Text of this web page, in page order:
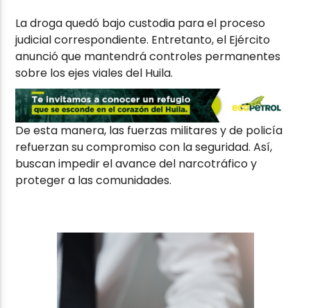
La droga quedó bajo custodia para el proceso
judicial correspondiente. Entretanto, el Ejército
anunció que mantendrá controles permanentes
sobre los ejes viales del Huila.
De esta manera, las fuerzas militares y de policía
refuerzan su compromiso con la seguridad. Así,
buscan impedir el avance del narcotráfico y
proteger a las comunidades.